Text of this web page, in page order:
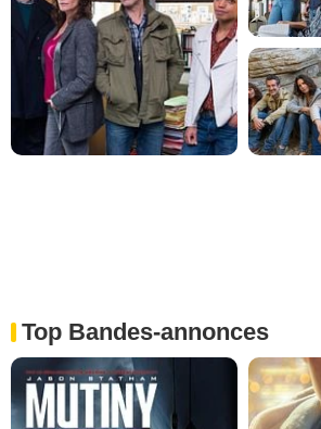
Top Bandes-annonces